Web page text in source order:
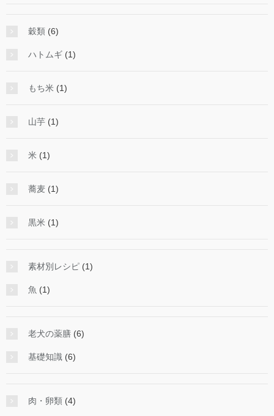
穀類 (6)
ハトムギ (1)
もち米 (1)
山芋 (1)
米 (1)
蕎麦 (1)
黒米 (1)
素材別レシピ (1)
魚 (1)
老犬の薬膳 (6)
基礎知識 (6)
肉・卵類 (4)